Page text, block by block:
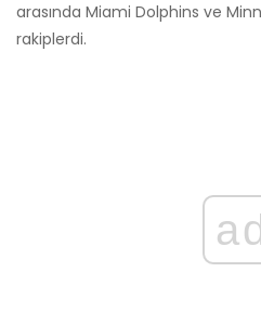
arasında Miami Dolphins ve
rakiplerdi.